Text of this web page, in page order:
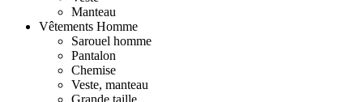
Manteau
Vêtements Homme
Sarouel homme
Pantalon
Chemise
Veste, manteau
Grande taille